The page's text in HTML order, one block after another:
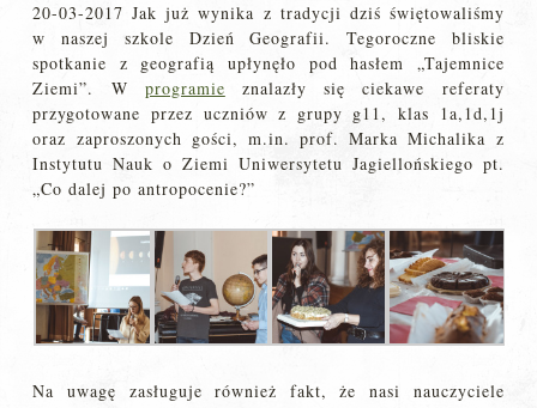
20-03-2017 Jak już wynika z tradycji dziś świętowaliśmy
w naszej szkole Dzień Geografii. Tegoroczne bliskie
spotkanie z geografią upłynęło pod hasłem „Tajemnice
Ziemi”. W programie znalazły się ciekawe referaty
przygotowane przez uczniów z grupy g11, klas 1a,1d,1j
oraz zaproszonych gości, m.in. prof. Marka Michalika z
Instytutu Nauk o Ziemi Uniwersytetu Jagiellońskiego pt.
„Co dalej po antropocenie?”
Na uwagę zasługuje również fakt, że nasi nauczyciele